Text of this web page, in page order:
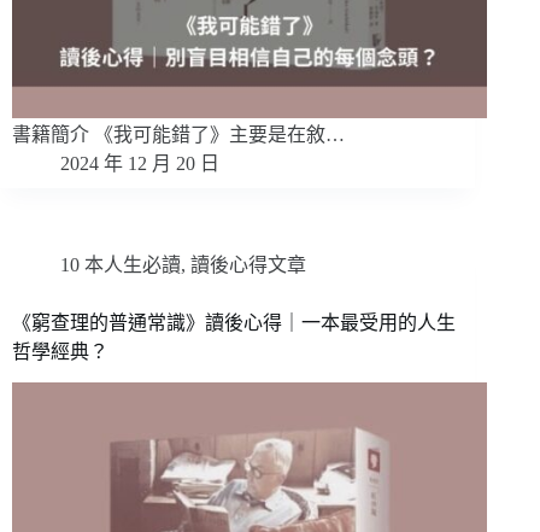
書籍簡介 《我可能錯了》主要是在敘…
2024 年 12 月 20 日
10 本人生必讀, 讀後心得文章
《窮查理的普通常識》讀後心得｜一本最受用的人生
哲學經典？